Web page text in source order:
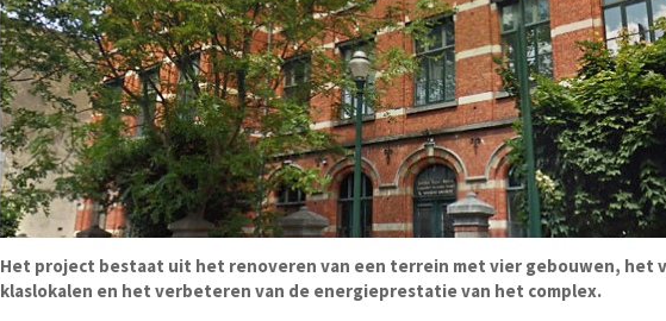
Het project bestaat uit het renoveren van een terrein met vier gebouwen, het
klaslokalen en het verbeteren van de energieprestatie van het complex.